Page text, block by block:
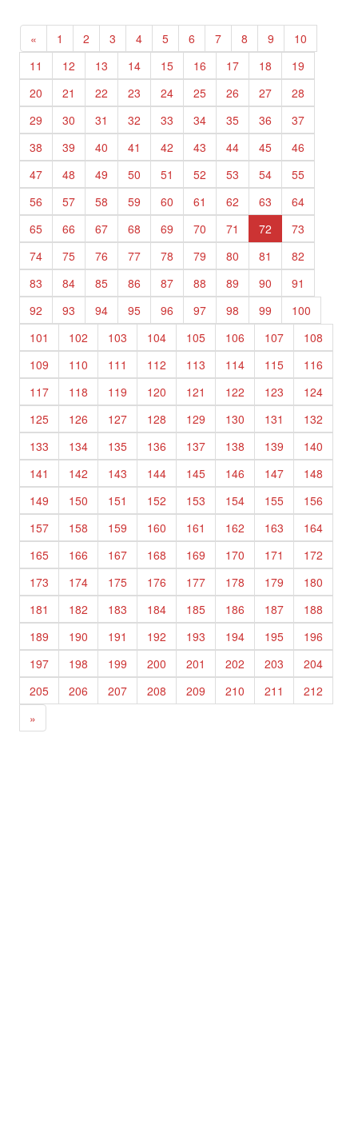
« 1 2 3 4 5 6 7 8 9
10
11
12 13 14 15 16 17 18
19
20
21 22 23 24 25 26 27
28
29
30 31 32 33 34 35 36
37
38
39 40 41 42 43 44 45
46
47
48 49 50 51 52 53 54
55
56
57 58 59 60 61 62 63
64
65
66 67 68 69 70 71 72
73
74
75 76 77 78 79 80 81
82
83
84 85 86 87 88 89 90
91
92
93 94 95 96 97 98 99
100
101
102 103 104 105 106 107
108
109
110 111 112 113 114 115
116
117
118 119 120 121 122 123
124
125
126 127 128 129 130 131
132
133
134 135 136 137 138 139
140
141
142 143 144 145 146 147
148
149
150 151 152 153 154 155
156
157
158 159 160 161 162 163
164
165
166 167 168 169 170 171
172
173
174 175 176 177 178 179
180
181
182 183 184 185 186 187
188
189
190 191 192 193 194 195
196
197
198 199 200 201 202 203
204
205
206 207 208 209 210 211
212
»